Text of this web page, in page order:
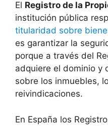
El Registro de la
institución pública
titularidad sobre
es garantizar la
porque a través del
adquiere el dominio y
sobre los inmuebles,
reivindicaciones.
En España los